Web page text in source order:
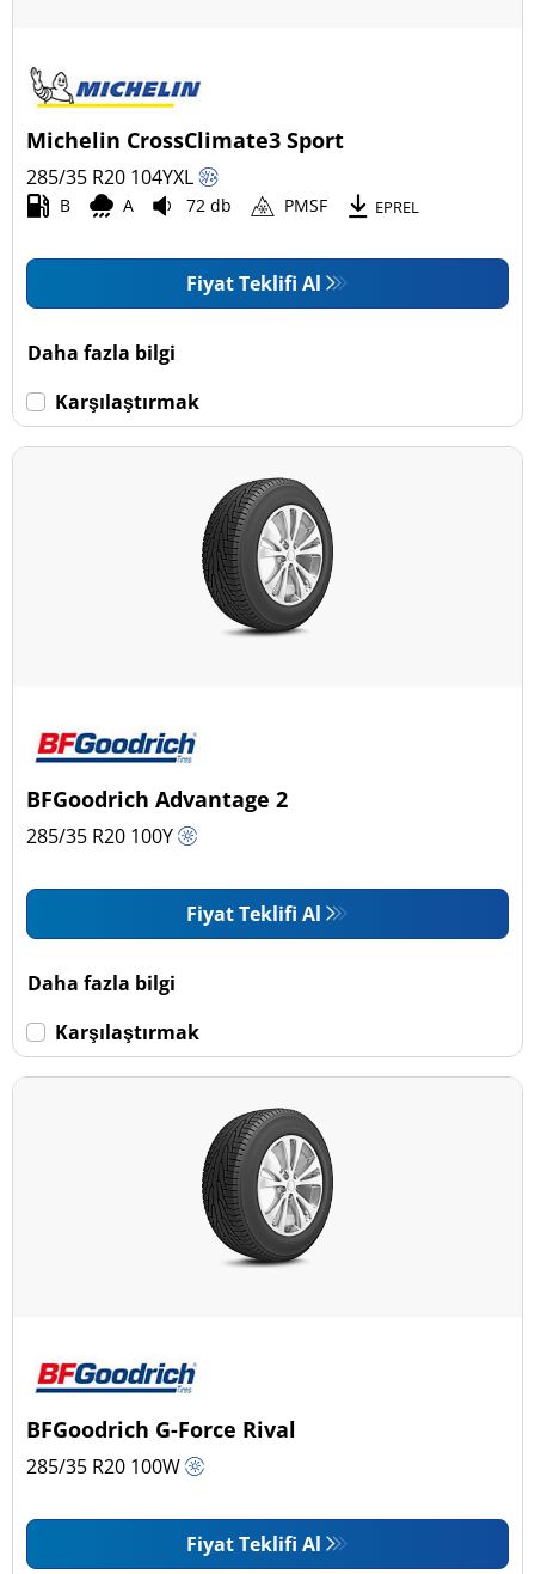
Michelin CrossClimate3 Sport
285/35 R20 104YXL
B A 72 db PMSF EPREL
Fiyat Teklifi Al
Daha fazla bilgi
Karşılaştırmak
BFGoodrich Advantage 2
285/35 R20 100Y
Fiyat Teklifi Al
Daha fazla bilgi
Karşılaştırmak
BFGoodrich G-Force Rival
285/35 R20 100W
Fiyat Teklifi Al